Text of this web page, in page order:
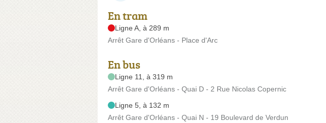
En tram
Ligne A, à 289 m
Arrêt Gare d'Orléans - Place d'Arc
En bus
Ligne 11, à 319 m
Arrêt Gare d'Orléans - Quai D - 2 Rue Nicolas Copernic
Ligne 5, à 132 m
Arrêt Gare d'Orléans - Quai N - 19 Boulevard de Verdun